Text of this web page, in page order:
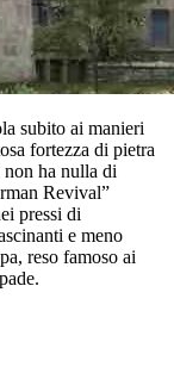
subito ai manieri
fortezza di pietra
ha nulla di
Revival”
pressi di
e meno
reso famoso ai